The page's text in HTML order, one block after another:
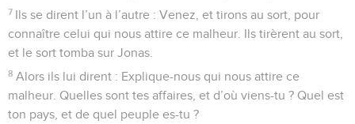
7 Ils se dirent l’un à l’autre : Venez, et tirons au sort, pour
connaître celui qui nous attire ce malheur. Ils tirèrent au sort,
et le sort tomba sur Jonas.
8 Alors ils lui dirent : Explique-nous qui nous attire ce
malheur. Quelles sont tes affaires, et d’où viens-tu ? Quel est
ton pays, et de quel peuple es-tu ?